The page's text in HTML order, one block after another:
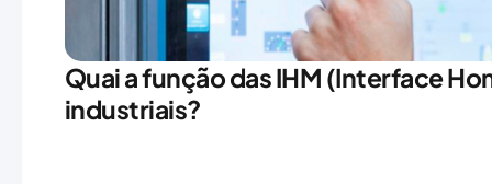
Quai a função das IHM (Interface
industriais?